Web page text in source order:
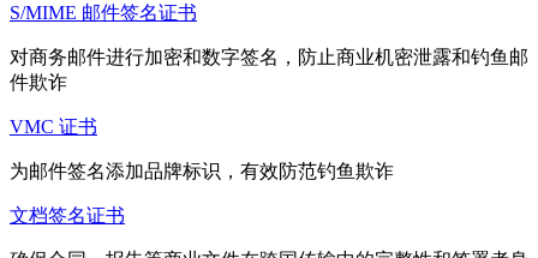
S/MIME 邮件签名证书
对商务邮件进行加密和数字签名，防止商业机密泄露和钓鱼邮
件欺诈
VMC 证书
为邮件签名添加品牌标识，有效防范钓鱼欺诈
文档签名证书